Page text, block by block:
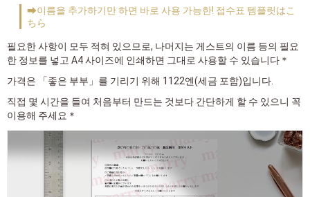
➡이름을 추가하기만 하면 바로 사용 가능한! 접수표 템플릿はこ
ちら
필요한 사항이 모두 적혀 있으므로, 나머지는 게스트의 이름 등의 필요
한 정보를 넣고 A4 사이즈에 인쇄하면 그대로 사용할 수 있습니다＊
가격은 「좋은 부부」를 기리기 위해 1122엔(세금 포함)입니다.
직접 몇 시간을 들여 처음부터 만드는 것보다 간단하게 할 수 있으니 꼭
이용해 주세요＊